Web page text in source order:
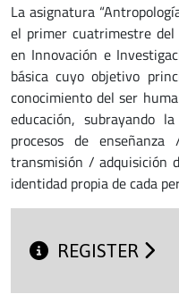
La asignatura
el primer cuatrimestre
en Innovación e
básica cuyo objetivo
conocimiento del ser
educación, subrayando
procesos de enseñanza
transmisión / adquisición
identidad propia de cada
REGISTER